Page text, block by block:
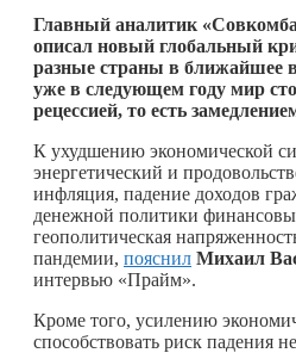
Главный аналитик
описал новый глобальный
разные страны в ближайшее
уже в следующем году мир
рецессией, то есть
К ухудшению экономической
энергетический и
инфляция, падение доходов
денежной политики
геополитическая
пандемии, пояснил Михаил
интервью «Прайм».
Кроме того, усилению
способствовать риск падения